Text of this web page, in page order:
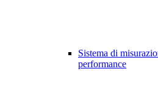
Sistema di
performance